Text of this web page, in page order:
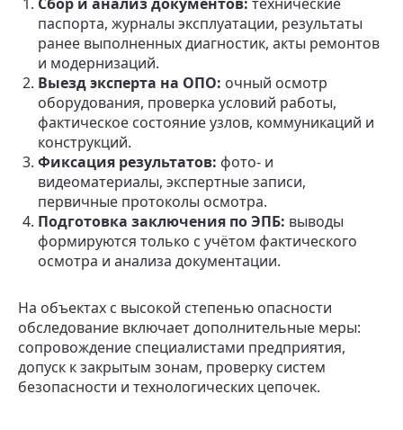
паспорта, журналы эксплуатации, результаты
ранее выполненных диагностик, акты ремонтов
и модернизаций.
Выезд эксперта на ОПО: очный осмотр
оборудования, проверка условий работы,
фактическое состояние узлов, коммуникаций и
конструкций.
Фиксация результатов: фото- и
видеоматериалы, экспертные записи,
первичные протоколы осмотра.
Подготовка заключения по ЭПБ: выводы
формируются только с учётом фактического
осмотра и анализа документации.
На объектах с высокой степенью опасности
обследование включает дополнительные меры:
сопровождение специалистами предприятия,
допуск к закрытым зонам, проверку систем
безопасности и технологических цепочек.